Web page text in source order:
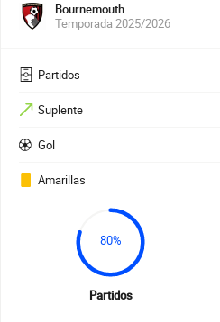
Bournemouth
Temporada 2025/2026
Partidos
Suplente
Gol
Amarillas
80%
Partidos